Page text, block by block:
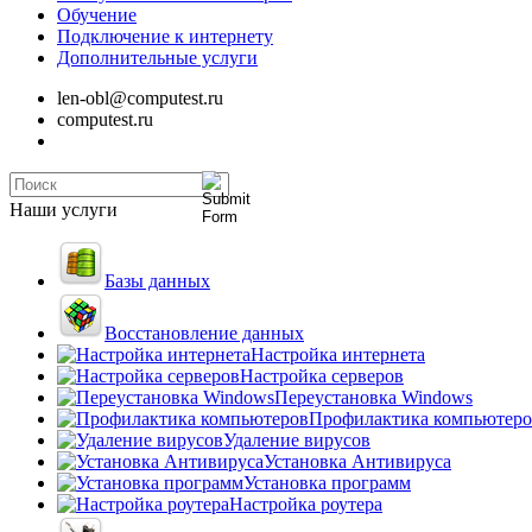
Обучение
Подключение к интернету
Дополнительные услуги
len-obl@computest.ru
computest.ru
Наши услуги
Базы данных
Восстановление данных
Настройка интернета
Настройка серверов
Переустановка Windows
Профилактика
Удаление вирусов
Установка Антивируса
Установка программ
Настройка роутера